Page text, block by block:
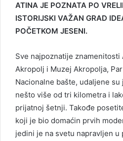
ATINA JE POZNATA PO
ISTORIJSKI VAŽAN GRAD
POČETKOM JESENI.
Sve najpoznatije znamenitosti
Akropolj i Muzej Akropolja,
Nacionalne bašte, udaljene
nešto više od tri kilometra i
prijatnoj šetnji. Takođe
koji je bio domaćin prvih
jedini je na svetu napravljen